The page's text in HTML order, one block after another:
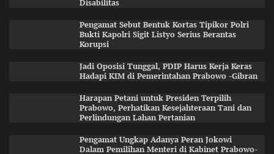
Disabilitas
Pengamat Sebut Bentuk Kortas Tipikor Polri
Bukti Kapolri Sigit Listyo Serius Berantas
Korupsi
Jadi Oposisi Tunggal, PDIP Harus Kerja Keras
Hadapi KIM di Pemerintahan Prabowo -Gibran
Harapan Petani untuk Presiden Terpilih
Prabowo, Perhatikan Kesejahteraan Tani dan
Perlindungan Lahan Pertanian
Pengamat Ungkap Adanya Peran Jokowi
Dalam Pemilihan Menteri di Kabinet Prabowo-